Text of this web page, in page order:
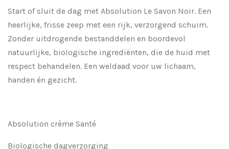
Start of sluit de dag met Absolution Le Savon Noir. Een
heerlijke, frisse zeep met een rijk, verzorgend schuim.
Zonder uitdrogende bestanddelen en boordevol
natuurlijke, biologische ingrediënten, die de huid met
respect behandelen. Een weldaad voor uw lichaam,
handen én gezicht.
Absolution crème Santé
Biologische dagverzorging